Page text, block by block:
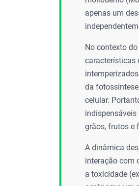
apenas um
No contexto
características
da
celular.
grãos, frutos e
A dinâmica
interação com
a toxicidade